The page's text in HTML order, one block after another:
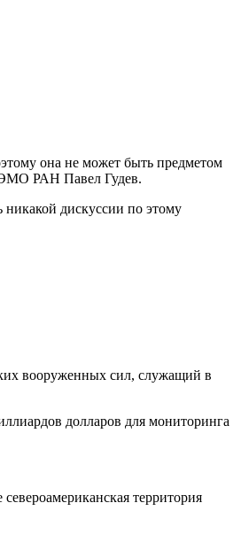
она не может быть предметом
РАН Павел Гудев.
дискуссии по этому
вооруженных сил, служащий в
долларов для мониторинга
территория